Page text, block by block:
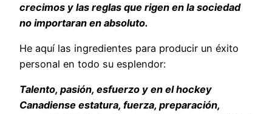
crecimos y las reglas que rigen en la sociedad
no importaran en absoluto.
He aquí las ingredientes para producir un éxito
personal en todo su esplendor:
Talento, pasión, esfuerzo y en el hockey
Canadiense estatura, fuerza, preparación,